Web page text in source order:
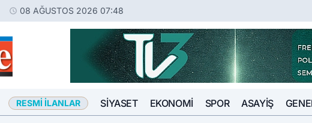
08 AĞUSTOS 2026 07:48
RESMI İLANLAR SIYASET EKONOMI SPOR ASAYIŞ